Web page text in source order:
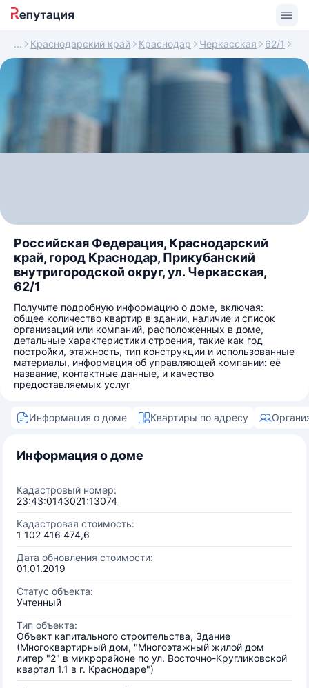
Краснодарский край Краснодар Черкасская 62/1
Российская Федерация, Краснодарский
край, город Краснодар, Прикубанский
внутригородской округ, ул. Черкасская,
62/1
Получите подробную информацию о доме, включая:
общее количество квартир в здании, наличие и список
организаций или компаний, расположенных в доме,
детальные характеристики строения, такие как год
постройки, этажность, тип конструкции и использованные
материалы, информация об управляющей компании: её
название, контактные данные, и качество
предоставляемых услуг
Информация о доме Квартиры по адресу
Информация о доме
Кадастровый номер:
23:43:0143021:13074
Кадастровая стоимость:
1 102 416 474,6
Дата обновления стоимости:
01.01.2019
Статус объекта:
Учтенный
Тип объекта:
Объект капитального строительства, Здание
(Многоквартирный дом, "Многоэтажный жилой дом
литер "2" в микрорайоне по ул. Восточно-Кругликовской
квартал 1.1 в г. Краснодаре")